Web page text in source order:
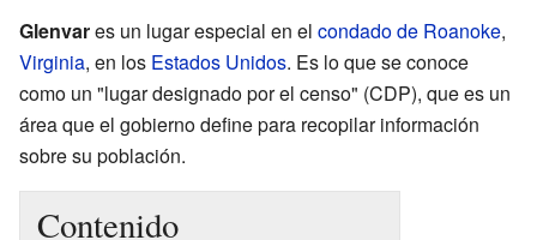
Glenvares un lugar especial en el condado de Roanoke,
Virginia, en los Estados Unidos. Es lo que se conoce
como un "lugar designado por el censo" (CDP), que es un
área que el gobierno define para recopilar información
sobre su población.
Contenido